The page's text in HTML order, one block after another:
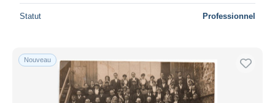
Statut Professionnel
Nouveau